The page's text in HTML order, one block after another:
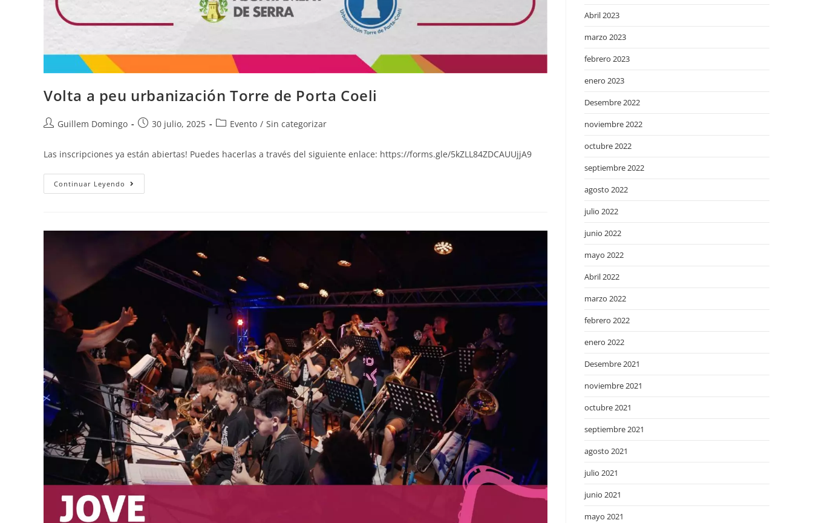
Volta a peu urbanización Torre de Porta Coeli
Guillem Domingo 30 julio, 2025 Evento / Sin categorizar
Las inscripciones ya están abiertas! Puedes hacerlas a través del siguiente enlace: https://forms.gle/5kZLL84ZDCAUUjjA9
Continuar Leyendo
Abril 2023
marzo 2023
febrero 2023
enero 2023
Desembre 2022
noviembre 2022
octubre 2022
septiembre 2022
agosto 2022
julio 2022
junio 2022
mayo 2022
Abril 2022
marzo 2022
febrero 2022
enero 2022
Desembre 2021
noviembre 2021
octubre 2021
septiembre 2021
agosto 2021
julio 2021
junio 2021
mayo 2021